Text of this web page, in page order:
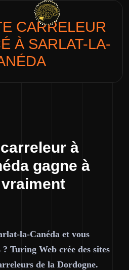
CARRELEUR
À SARLAT-LA-
à
gagne à
la-Canéda et vous
Turing Web crée des sites
de la Dordogne.